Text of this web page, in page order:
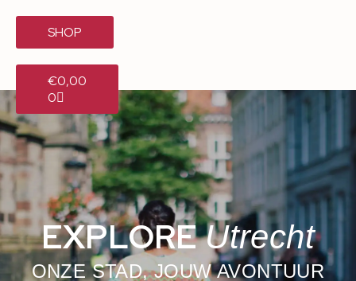
SHOP
€0,00
0
EXPLOREUtrecht
ONZE STAD, JOUW AVONTUUR